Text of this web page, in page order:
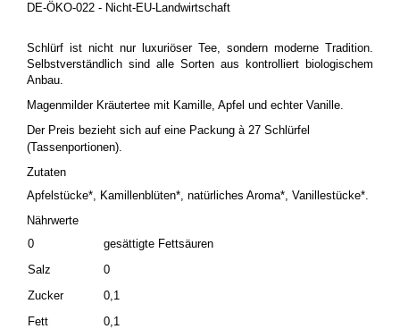
DE-ÖKO-022 - Nicht-EU-Landwirtschaft
Schlürf ist nicht nur luxuriöser Tee, sondern moderne Tradition.
Selbstverständlich sind alle Sorten aus kontrolliert biologischem
Anbau.
Magenmilder Kräutertee mit Kamille, Apfel und echter Vanille.
Der Preis bezieht sich auf eine Packung à 27 Schlürfel
(Tassenportionen).
Zutaten
Apfelstücke*, Kamillenblüten*, natürliches Aroma*, Vanillestücke*.
Nährwerte
0
gesättigte Fettsäuren
Salz
0
Zucker
0,1
Fett
0,1